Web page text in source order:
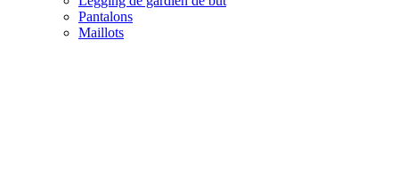
Pantalons
Maillots